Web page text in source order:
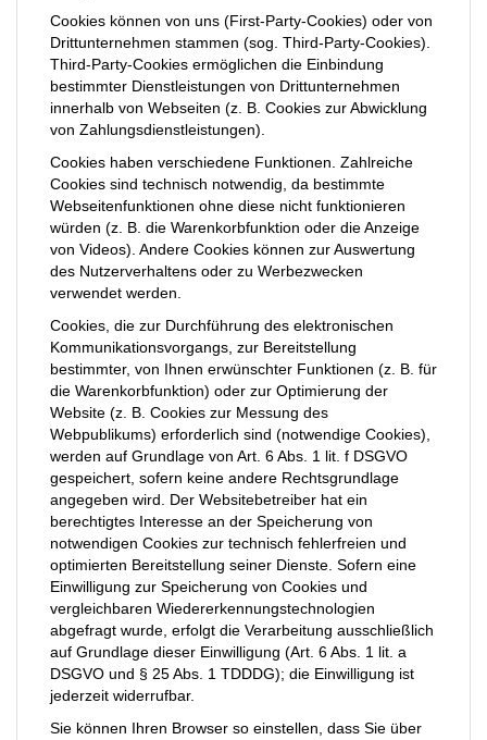
Cookies können von uns (First-Party-Cookies) oder von
Drittunternehmen stammen (sog. Third-Party-Cookies).
Third-Party-Cookies ermöglichen die Einbindung
bestimmter Dienstleistungen von Drittunternehmen
innerhalb von Webseiten (z. B. Cookies zur Abwicklung
von Zahlungsdienstleistungen).
Cookies haben verschiedene Funktionen. Zahlreiche
Cookies sind technisch notwendig, da bestimmte
Webseitenfunktionen ohne diese nicht funktionieren
würden (z. B. die Warenkorbfunktion oder die Anzeige
von Videos). Andere Cookies können zur Auswertung
des Nutzerverhaltens oder zu Werbezwecken
verwendet werden.
Cookies, die zur Durchführung des elektronischen
Kommunikationsvorgangs, zur Bereitstellung
bestimmter, von Ihnen erwünschter Funktionen (z. B. für
die Warenkorbfunktion) oder zur Optimierung der
Website (z. B. Cookies zur Messung des
Webpublikums) erforderlich sind (notwendige Cookies),
werden auf Grundlage von Art. 6 Abs. 1 lit. f DSGVO
gespeichert, sofern keine andere Rechtsgrundlage
angegeben wird. Der Websitebetreiber hat ein
berechtigtes Interesse an der Speicherung von
notwendigen Cookies zur technisch fehlerfreien und
optimierten Bereitstellung seiner Dienste. Sofern eine
Einwilligung zur Speicherung von Cookies und
vergleichbaren Wiedererkennungstechnologien
abgefragt wurde, erfolgt die Verarbeitung ausschließlich
auf Grundlage dieser Einwilligung (Art. 6 Abs. 1 lit. a
DSGVO und § 25 Abs. 1 TDDDG); die Einwilligung ist
jederzeit widerrufbar.
Sie können Ihren Browser so einstellen, dass Sie über